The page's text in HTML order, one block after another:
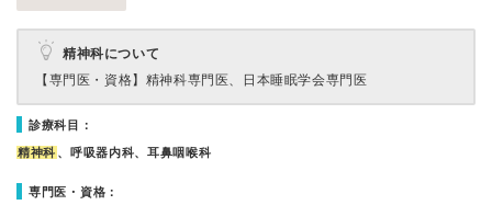
精神科について
【専門医・資格】 精神科専門医、日本睡眠学会専門医
診療科目：
精神科 、呼吸器内科、耳鼻咽喉科
専門医・資格：